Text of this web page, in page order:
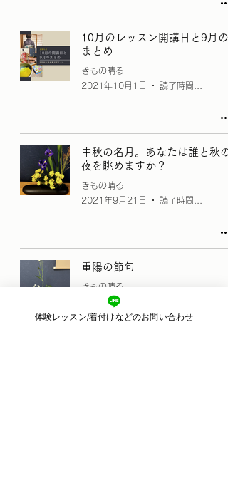
10月のレッスン開講日と9月の
まとめ
きもの晴る
2021年10月1日
中秋の名月。あなたは誰と秋の
夜を眺めますか？
きもの晴る
2021年9月21日
重陽の節句
きもの晴る
2021年9月9日
体験レッスン/着付けなどのお問い合わせ